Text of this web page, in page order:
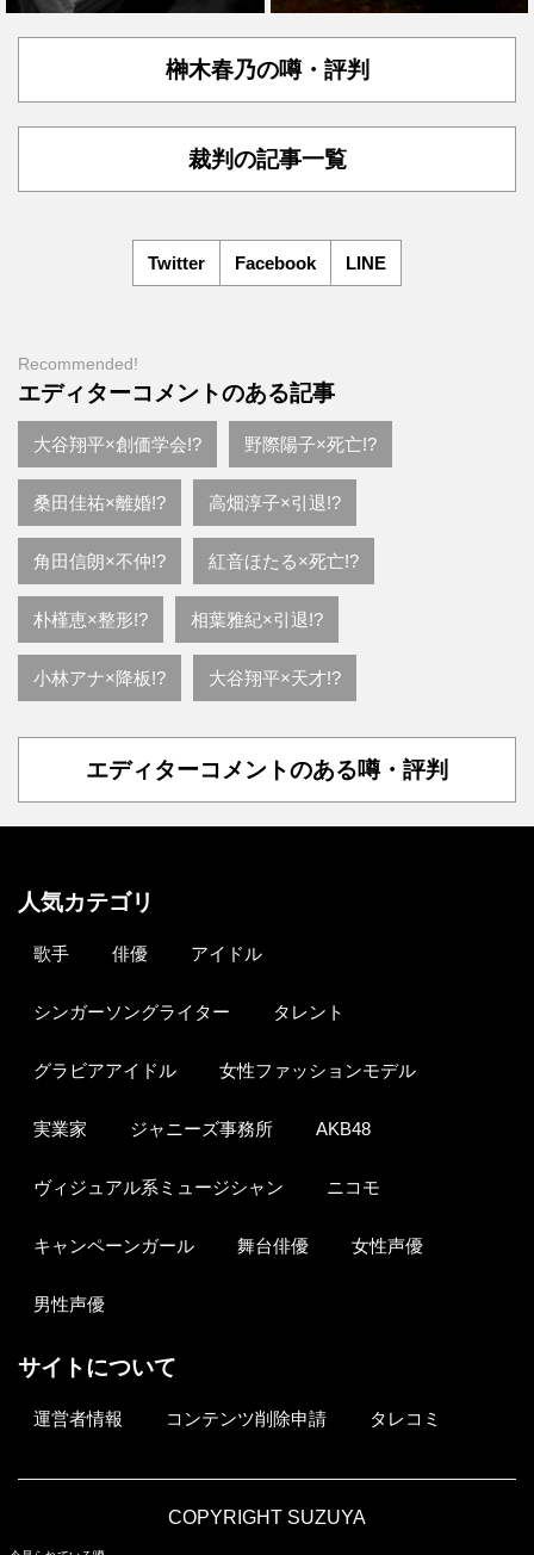
榊木春乃の噂・評判
裁判の記事一覧
Twitter Facebook LINE
Recommended!
エディターコメントのある記事
大谷翔平×創価学会!? 野際陽子×死亡!?
桑田佳祐×離婚!? 高畑淳子×引退!?
角田信朗×不仲!? 紅音ほたる×死亡!?
朴槿恵×整形!? 相葉雅紀×引退!?
小林アナ×降板!? 大谷翔平×天才!?
エディターコメントのある噂・評判
人気カテゴリ
歌手 俳優 アイドル
シンガーソングライター タレント
グラビアアイドル 女性ファッションモデル
実業家 ジャニーズ事務所 AKB48
ヴィジュアル系ミュージシャン ニコモ
キャンペーンガール 舞台俳優 女性声優
男性声優
サイトについて
運営者情報 コンテンツ削除申請 タレコミ
COPYRIGHT SUZUYA